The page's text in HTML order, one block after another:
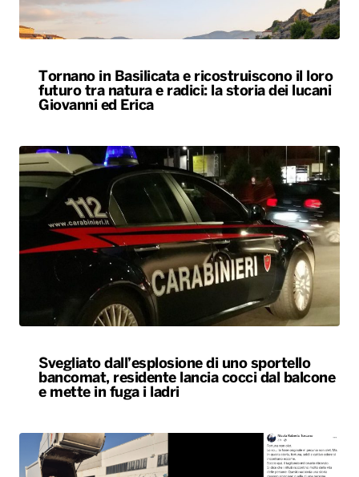
Tornano in Basilicata e ricostruiscono il loro
futuro tra natura e radici: la storia dei lucani
Giovanni ed Erica
Svegliato dall’esplosione di uno sportello
bancomat, residente lancia cocci dal balcone
e mette in fuga i ladri